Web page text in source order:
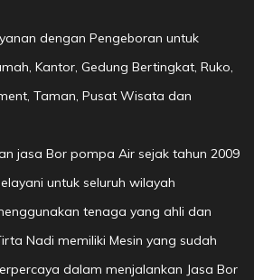
dengan Pengeboran untuk
Kantor, Gedung Bertingkat, Ruko,
Taman, Pusat Wisata dan
jasa Bor pompa Air sejak tahun 2009
untuk seluruh wilayah
tenaga yang ahli dan
Nadi memiliki Mesin yang sudah
dalam menjalankan Jasa Bor